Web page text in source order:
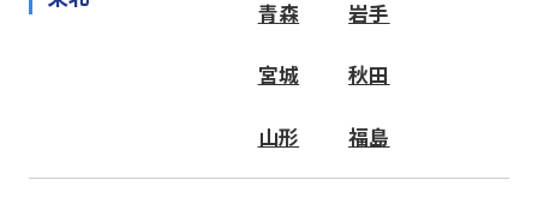
青森 岩手
宮城 秋田
山形 福島